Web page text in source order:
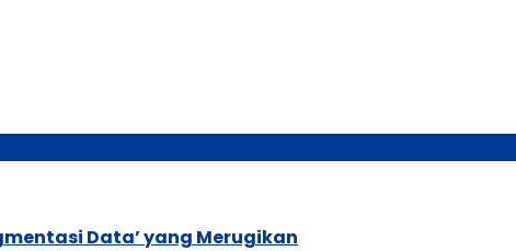
Data’ yang Merugikan